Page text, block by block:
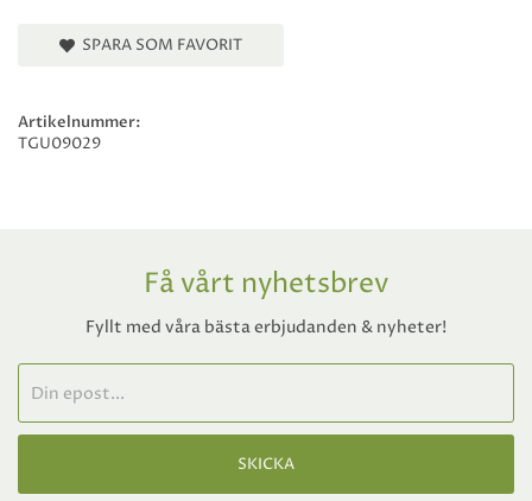
SPARA SOM FAVORIT
Artikelnummer:
TGU09029
Få vårt nyhetsbrev
Fyllt med våra bästa erbjudanden & nyheter!
SKICKA